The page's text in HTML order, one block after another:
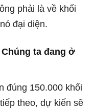
phải là về khối
đại diện.
ta đang ở
đúng 150.000 khối
theo, dự kiến ​​sẽ